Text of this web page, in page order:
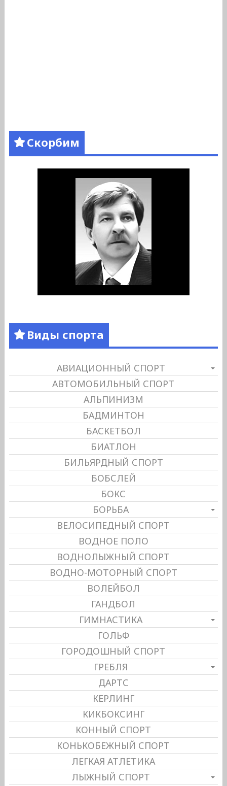
Скорбим
Виды спорта
АВИАЦИОННЫЙ СПОРТ
АВТОМОБИЛЬНЫЙ СПОРТ
АЛЬПИНИЗМ
БАДМИНТОН
БАСКЕТБОЛ
БИАТЛОН
БИЛЬЯРДНЫЙ СПОРТ
БОБСЛЕЙ
БОКС
БОРЬБА
ВЕЛОСИПЕДНЫЙ СПОРТ
ВОДНОЕ ПОЛО
ВОДНОЛЫЖНЫЙ СПОРТ
ВОДНО-МОТОРНЫЙ СПОРТ
ВОЛЕЙБОЛ
ГАНДБОЛ
ГИМНАСТИКА
ГОЛЬФ
ГОРОДОШНЫЙ СПОРТ
ГРЕБЛЯ
ДАРТС
КЕРЛИНГ
КИКБОКСИНГ
КОННЫЙ СПОРТ
КОНЬКОБЕЖНЫЙ СПОРТ
ЛЕГКАЯ АТЛЕТИКА
ЛЫЖНЫЙ СПОРТ